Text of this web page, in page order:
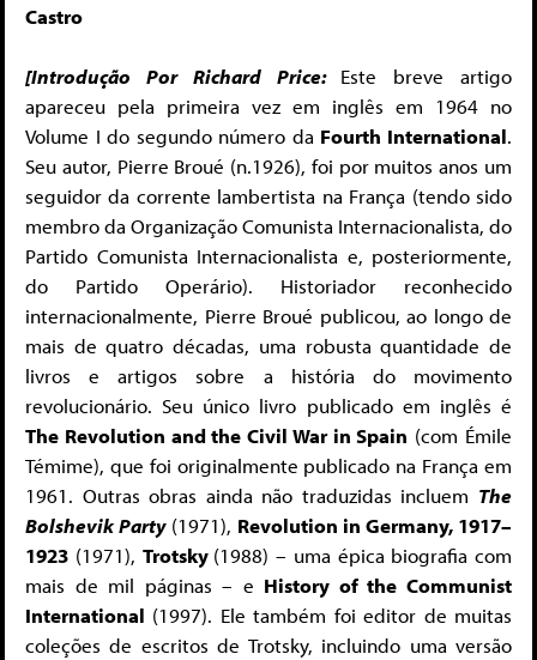
Castro
[Introdução Por Richard Price: Este breve artigo
apareceu pela primeira vez em inglês em 1964 no
Volume I do segundo número da Fourth International.
Seu autor, Pierre Broué (n.1926), foi por muitos anos um
seguidor da corrente lambertista na França (tendo sido
membro da Organização Comunista Internacionalista, do
Partido Comunista Internacionalista e, posteriormente,
do Partido Operário). Historiador reconhecido
internacionalmente, Pierre Broué publicou, ao longo de
mais de quatro décadas, uma robusta quantidade de
livros e artigos sobre a história do movimento
revolucionário. Seu único livro publicado em inglês é
The Revolution and the Civil War in Spain (com Émile
Témime), que foi originalmente publicado na França em
1961. Outras obras ainda não traduzidas incluem The
Bolshevik Party(1971), Revolution in Germany, 1917–
1923 (1971), Trotsky (1988) – uma épica biografia com
mais de mil páginas – e History of the Communist
International (1997). Ele também foi editor de muitas
coleções de escritos de Trotsky, incluindo uma versão